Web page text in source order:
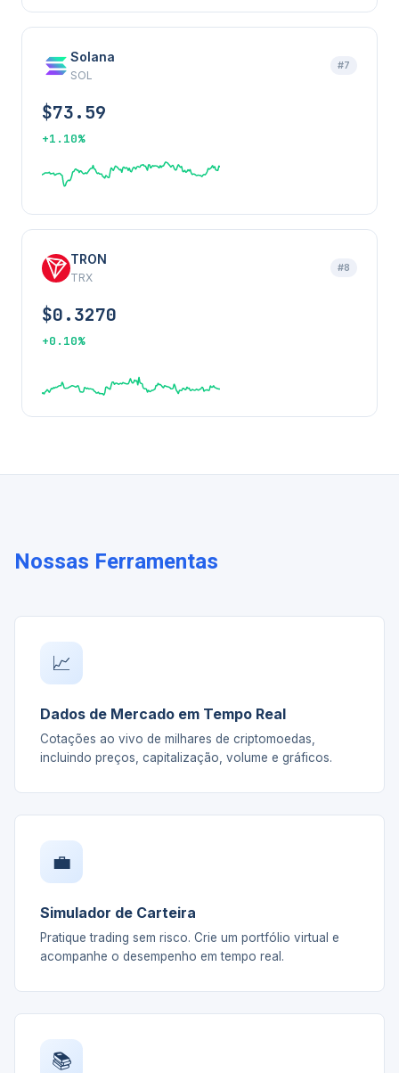
Solana
SOL
#7
$73.59
+1.10%
TRON
TRX
#8
$0.3270
+0.10%
Nossas Ferramentas
📈
Dados de Mercado em Tempo Real
Cotações ao vivo de milhares de criptomoedas,
incluindo preços, capitalização, volume e gráficos.
💼
Simulador de Carteira
Pratique trading sem risco. Crie um portfólio virtual e
acompanhe o desempenho em tempo real.
📚